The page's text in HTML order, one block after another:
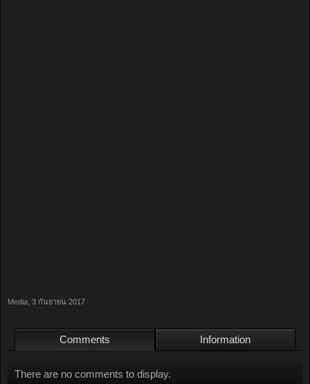
Media 3 กันยายน 2017
Comments Information
There are no comments to display.